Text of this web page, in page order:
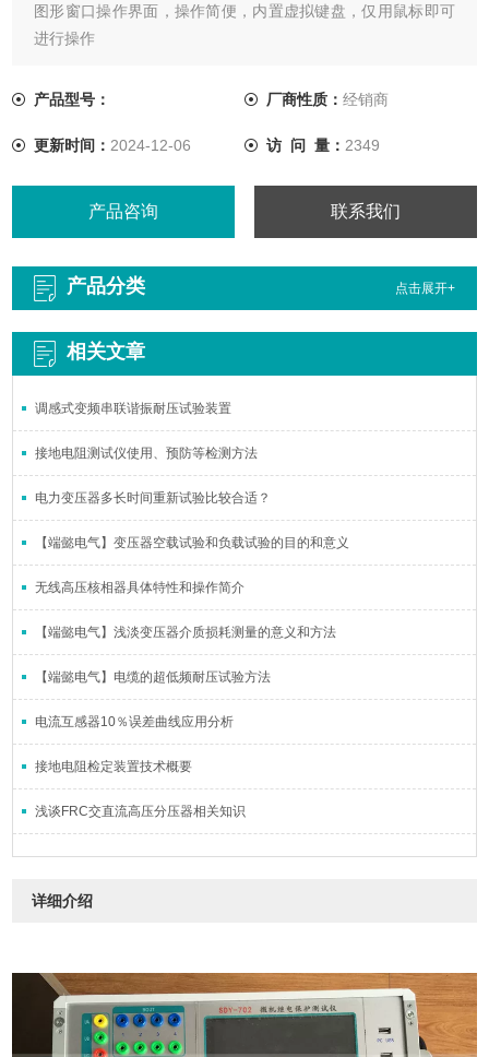
图形窗口操作界面，操作简便，内置虚拟键盘，仅用鼠标即可
进行操作
产品型号： 厂商性质： 经销商
更新时间： 2024-12-06 访 问 量： 2349
产品咨询 联系我们
产品分类 点击展开+
相关文章
调感式变频串联谐振耐压试验装置
接地电阻测试仪使用、预防等检测方法
电力变压器多长时间重新试验比较合适？
【端懿电气】变压器空载试验和负载试验的目的和意义
无线高压核相器具体特性和操作简介
【端懿电气】浅淡变压器介质损耗测量的意义和方法
【端懿电气】电缆的超低频耐压试验方法
电流互感器10％误差曲线应用分析
接地电阻检定装置技术概要
浅谈FRC交直流高压分压器相关知识
详细介绍